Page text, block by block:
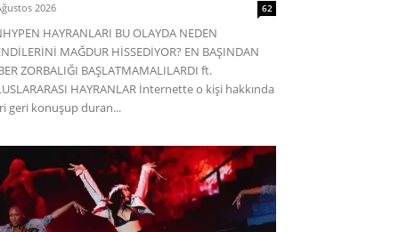
2026 62
HAYRANLARI BU OLAYDA NEDEN
MAĞDUR HİSSEDİYOR? EN BAŞINDAN
ZORBALIĞI BAŞLATMAMALILARDI ft.
HAYRANLAR İnternette o kişi hakkında
geri konuşup duran...